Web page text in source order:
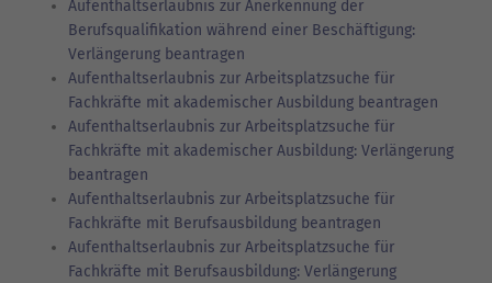
Aufenthaltserlaubnis zur Anerkennung der
Berufsqualifikation während einer Beschäftigung:
Verlängerung beantragen
Aufenthaltserlaubnis zur Arbeitsplatzsuche für
Fachkräfte mit akademischer Ausbildung beantragen
Aufenthaltserlaubnis zur Arbeitsplatzsuche für
Fachkräfte mit akademischer Ausbildung: Verlängerung
beantragen
Aufenthaltserlaubnis zur Arbeitsplatzsuche für
Fachkräfte mit Berufsausbildung beantragen
Aufenthaltserlaubnis zur Arbeitsplatzsuche für
Fachkräfte mit Berufsausbildung: Verlängerung